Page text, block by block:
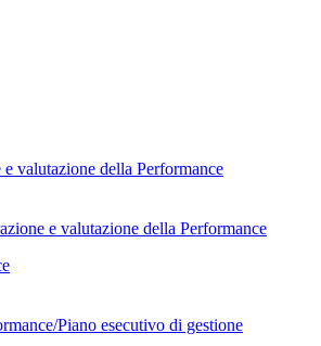
valutazione della Performance
e valutazione della Performance
Piano esecutivo di gestione